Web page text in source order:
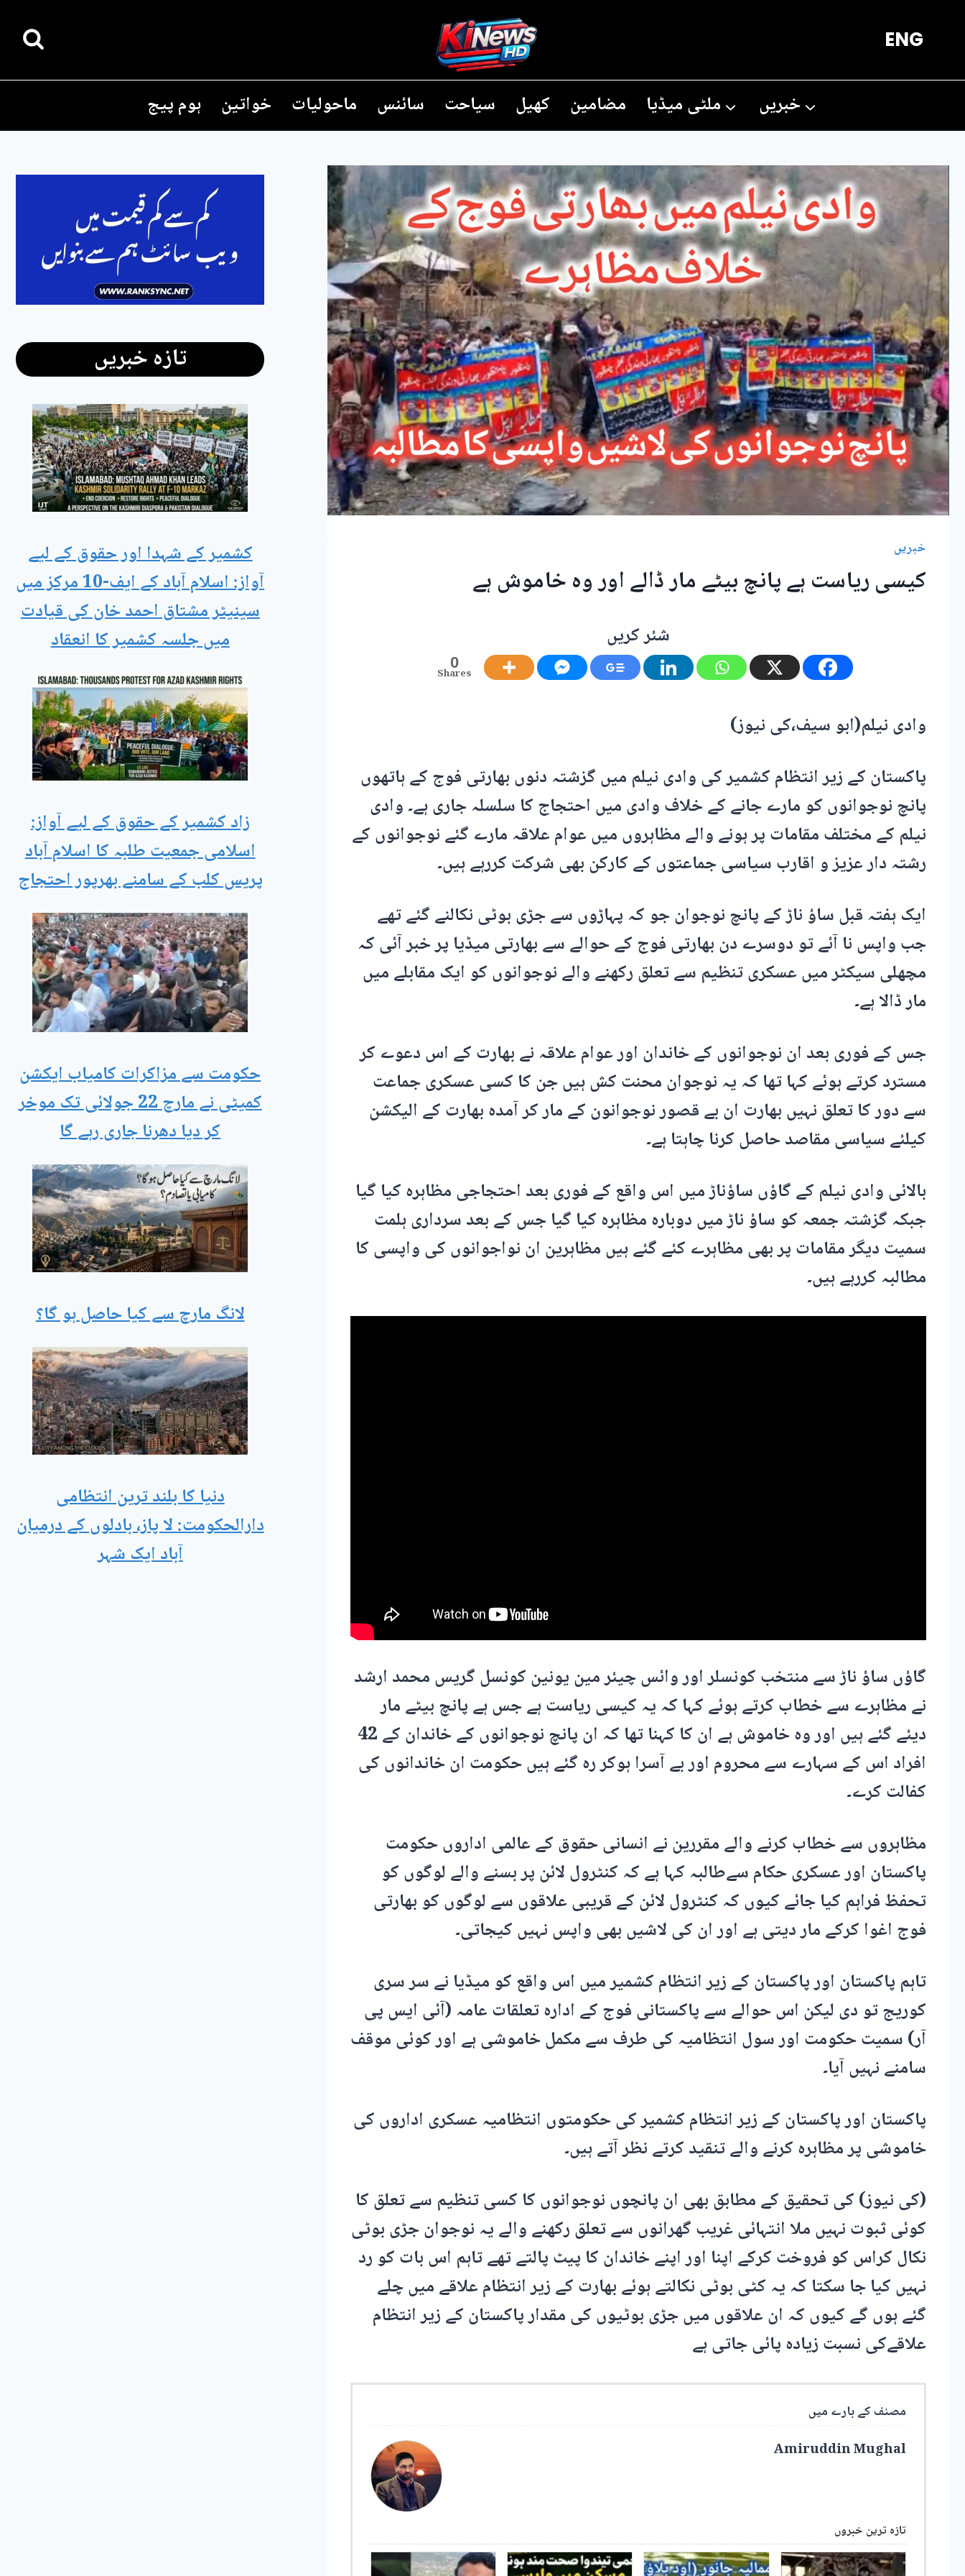
ENG
خبریں ملٹی میڈیا مضامین کھیل سیاحت سائنس ماحولیات خواتین ہوم پیج
خبریں
کیسی ریاست ہے پانچ بیٹے مار ڈالے اور وہ خاموش ہے
شئر کریں
0
Shares
وادی نیلم(ابو سیف،کی نیوز)
پاکستان کے زیر انتظام کشمیر کی وادی نیلم میں گزشتہ دنوں بھارتی فوج کے ہاتھوں
پانچ نوجوانوں کو مارے جانے کے خلاف وادی میں احتجاج کا سلسلہ جاری ہے۔ وادی
نیلم کے مختلف مقامات پر ہونے والے مظاہروں میں عوام علاقہ مارے گئے نوجوانوں کے
رشتہ دار عزیز و اقارب سیاسی جماعتوں کے کارکن بھی شرکت کررہے ہیں۔
ایک ہفتہ قبل ساؤ ناڑ کے پانچ نوجوان جو کہ پہاڑوں سے جڑی بوٹی نکالنے گئے تھے
جب واپس نا آئے تو دوسرے دن بھارتی فوج کے حوالے سے بھارتی میڈیا پر خبر آئی کہ
مچھلی سیکٹر میں عسکری تنظیم سے تعلق رکھنے والے نوجوانوں کو ایک مقابلے میں
مار ڈالا ہے۔
جس کے فوری بعد ان نوجوانوں کے خاندان اور عوام علاقہ نے بھارت کے اس دعوے کر
مسترد کرتے ہوئے کہا تھا کہ یہ نوجوان محنت کش ہیں جن کا کسی عسکری جماعت
سے دور کا تعلق نہیں بھارت ان بے قصور نوجوانون کے مار کر آمدہ بھارت کے الیکشن
کیلئے سیاسی مقاصد حاصل کرنا چاہتا ہے۔
بالائی وادی نیلم کے گاؤں ساؤناڑ میں اس واقع کے فوری بعد احتجاجی مظاہرہ کیا گیا
جبکہ گزشتہ جمعہ کو ساؤ ناڑ میں دوبارہ مظاہرہ کیا گیا جس کے بعد سرداری ہلمت
سمیت دیگر مقامات پر بھی مظاہرے کئے گئے ہیں مظاہرین ان نواجوانوں کی واپسی کا
مطالبہ کررہے ہیں۔
گاؤں ساؤ ناڑ سے منتخب کونسلر اور وائس چیئر مین یونین کونسل گریس محمد ارشد
نے مظاہرے سے خطاب کرتے ہوئے کہا کہ یہ کیسی ریاست ہے جس ہے پانچ بیٹے مار
دیئے گئے ہیں اور وہ خاموش ہے ان کا کہنا تھا کہ ان پانچ نوجوانوں کے خاندان کے 42
افراد اس کے سہارے سے محروم اور بے آسرا ہوکر رہ گئے ہیں حکومت ان خاندانوں کی
کفالت کرے۔
مظاہروں سے خطاب کرنے والے مقررین نے انسانی حقوق کے عالمی اداروں حکومت
پاکستان اور عسکری حکام سےطالبہ کہا ہے کہ کنٹرول لائن پر بسنے والے لوگوں کو
تحفظ فراہم کیا جائے کیوں کہ کنٹرول لائن کے قریبی علاقوں سے لوگوں کو بھارتی
فوج اغوا کرکے مار دیتی ہے اور ان کی لاشیں بھی واپس نہیں کیجاتی۔
تاہم پاکستان اور پاکستان کے زیر انتظام کشمیر میں اس واقع کو میڈیا نے سر سری
کوریج تو دی لیکن اس حوالے سے پاکستانی فوج کے ادارہ تعلقات عامہ (آئی ایس پی
آر) سمیت حکومت اور سول انتظامیہ کی طرف سے مکمل خاموشی ہے اور کوئی موقف
سامنے نہیں آیا۔
پاکستان اور پاکستان کے زیر انتظام کشمیر کی حکومتوں انتظامیہ عسکری اداروں کی
خاموشی پر مظاہرہ کرنے والے تنقید کرتے نظر آتے ہیں۔
(کی نیوز) کی تحقیق کے مطابق بھی ان پانچوں نوجوانوں کا کسی تنظیم سے تعلق کا
کوئی ثبوت نہیں ملا انتہائی غریب گھرانوں سے تعلق رکھنے والے یہ نوجوان جڑی بوٹی
نکال کراس کو فروخت کرکے اپنا اور اپنے خاندان کا پیٹ پالتے تھے تاہم اس بات کو رد
نہیں کیا جا سکتا کہ یہ کٹی بوٹی نکالتے ہوئے بھارت کے زیر انتظام علاقے میں چلے
گئے ہوں گے کیوں کہ ان علاقوں میں جڑی بوٹیوں کی مقدار پاکستان کے زیر انتظام
علاقےکی نسبت زیادہ پائی جاتی ہے
مصنف کے بارے میں
Amiruddin Mughal
تازہ ترین خبروں
تازہ خبریں
کشمیر کے شہدا اور حقوق کے لیے
آواز: اسلام آباد کے ایف-10 مرکز میں
سینیٹر مشتاق احمد خان کی قیادت
میں جلسہ کشمیر کا انعقاد
زاد کشمیر کے حقوق کے لیے آواز:
اسلامی جمعیت طلبہ کا اسلام آباد
پریس کلب کے سامنے بھرپور احتجاج
حکومت سے مزاکرات کامیاب ایکشن
کمیٹی نے مارچ 22 جولائی تک موخر
کر دیا دھرنا جاری رہے گا
لانگ مارچ سے کیا حاصل ہو گا؟
دنیا کا بلند ترین انتظامی
دارالحکومت: لا پاز، بادلوں کے درمیان
آباد ایک شہر